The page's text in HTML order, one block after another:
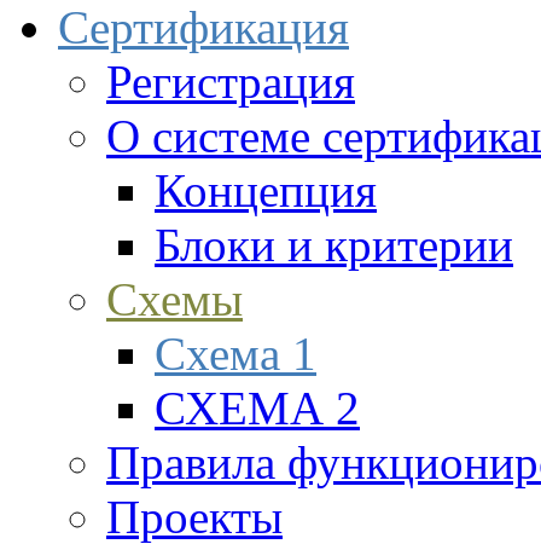
Сертификация
Регистрация
О системе
Концепция
Блоки и критерии
Схемы
Схема 1
СХЕМА 2
Правила
Проекты